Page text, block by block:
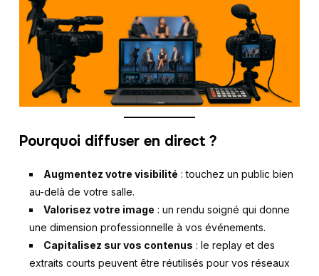
Pourquoi diffuser en direct ?
Augmentez votre visibilité : touchez un public bien
au-delà de votre salle.
Valorisez votre image : un rendu soigné qui donne
une dimension professionnelle à vos événements.
Capitalisez sur vos contenus : le replay et des
extraits courts peuvent être réutilisés pour vos réseaux